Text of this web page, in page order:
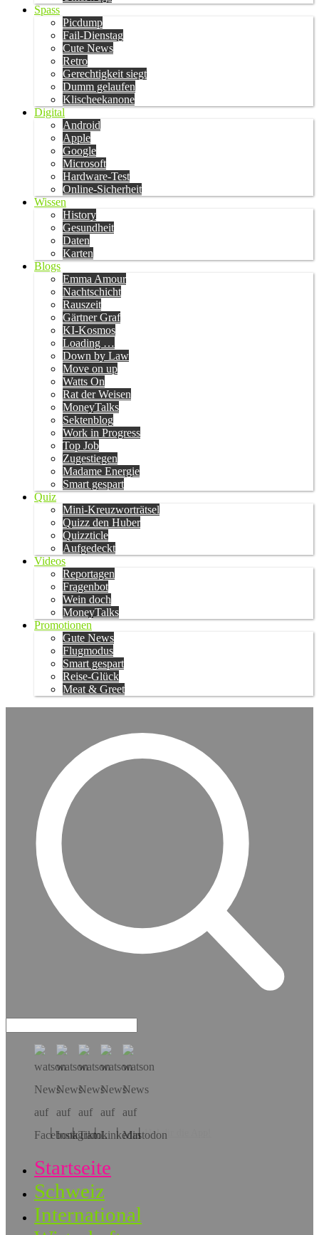
Spass
Picdump
Fail-Dienstag
Cute News
Retro
Gerechtigkeit siegt
Dumm gelaufen
Klischeekanone
Digital
Android
Apple
Google
Microsoft
Hardware-Test
Online-Sicherheit
Wissen
History
Gesundheit
Daten
Karten
Blogs
Emma Amour
Nachtschicht
Rauszeit
Gärtner Graf
KI-Kosmos
Loading …
Down by Law
Move on up
Watts On
Rat der Weisen
MoneyTalks
Sektenblog
Work in Progress
Top Job
Zugestiegen
Madame Energie
Smart gespart
Quiz
Mini-Kreuzworträtsel
Quizz den Huber
Quizzticle
Aufgedeckt
Videos
Reportagen
Fragenbot
Wein doch
MoneyTalks
Promotionen
Gute News
Flugmodus
Smart gespart
Reise-Glück
Meat & Greet
Hol dir die App!
Startseite
Schweiz
International